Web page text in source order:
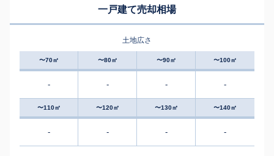
一戸建て売却相場
土地広さ
〜70㎡ 〜80㎡ 〜90㎡ 〜100㎡
- - - -
〜110㎡ 〜120㎡ 〜130㎡ 〜140㎡
- - - -